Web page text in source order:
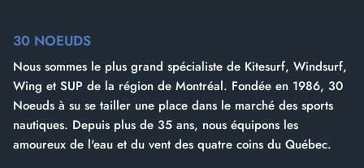
30 NOEUDS
Nous sommes le plus grand spécialiste de Kitesurf, Windsurf,
Wing et SUP de la région de Montréal. Fondée en 1986, 30
Noeuds à su se tailler une place dans le marché des sports
nautiques. Depuis plus de 35 ans, nous équipons les
amoureux de l'eau et du vent des quatre coins du Québec.